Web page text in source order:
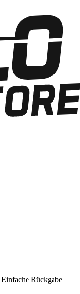
Einfache Rückgabe